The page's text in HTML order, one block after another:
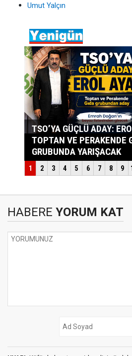
Umut Yalçın
HABERE YORUM KAT